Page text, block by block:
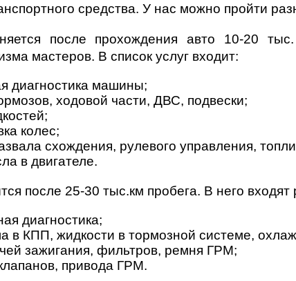
средства. У нас можно пройти
после прохождения авто 10-20
мастеров. В список услуг входит:
диагностика машины;
ходовой части, ДВС, подвески;
колес;
схождения, рулевого управления,
в двигателе.
после 25-30 тыс.км пробега. В него
диагностика;
в КПП, жидкости в тормозной системе,
зажигания, фильтров, ремня ГРМ;
привода ГРМ.